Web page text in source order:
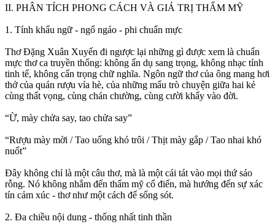
II. PHÂN TÍCH PHONG CÁCH VÀ GIÁ TRỊ THẨM MỸ
1. Tính khẩu ngữ - ngổ ngáo - phi chuẩn mực
Thơ Đặng Xuân Xuyến đi ngược lại những gì được xem là chuẩn
mực thơ ca truyền thống: không ẩn dụ sang trọng, không nhạc tính
tinh tế, không cẩn trọng chữ nghĩa. Ngôn ngữ thơ của ông mang hơi
thở của quán rượu vỉa hè, của những mẩu trò chuyện giữa hai kẻ
cùng thất vọng, cùng chán chường, cùng cười khẩy vào đời.
“Ừ, mày chửa say, tao chửa say”
“Rượu mày mời / Tao uống khó trôi / Thịt mày gắp / Tao nhai khó
nuốt”
Đây không chỉ là một câu thơ, mà là một cái tát vào mọi thứ sáo
rỗng. Nó không nhắm đến thẩm mỹ cổ điển, mà hướng đến sự xác
tín cảm xúc - thơ như một cách để sống sót.
2. Đa chiều nội dung - thống nhất tinh thần